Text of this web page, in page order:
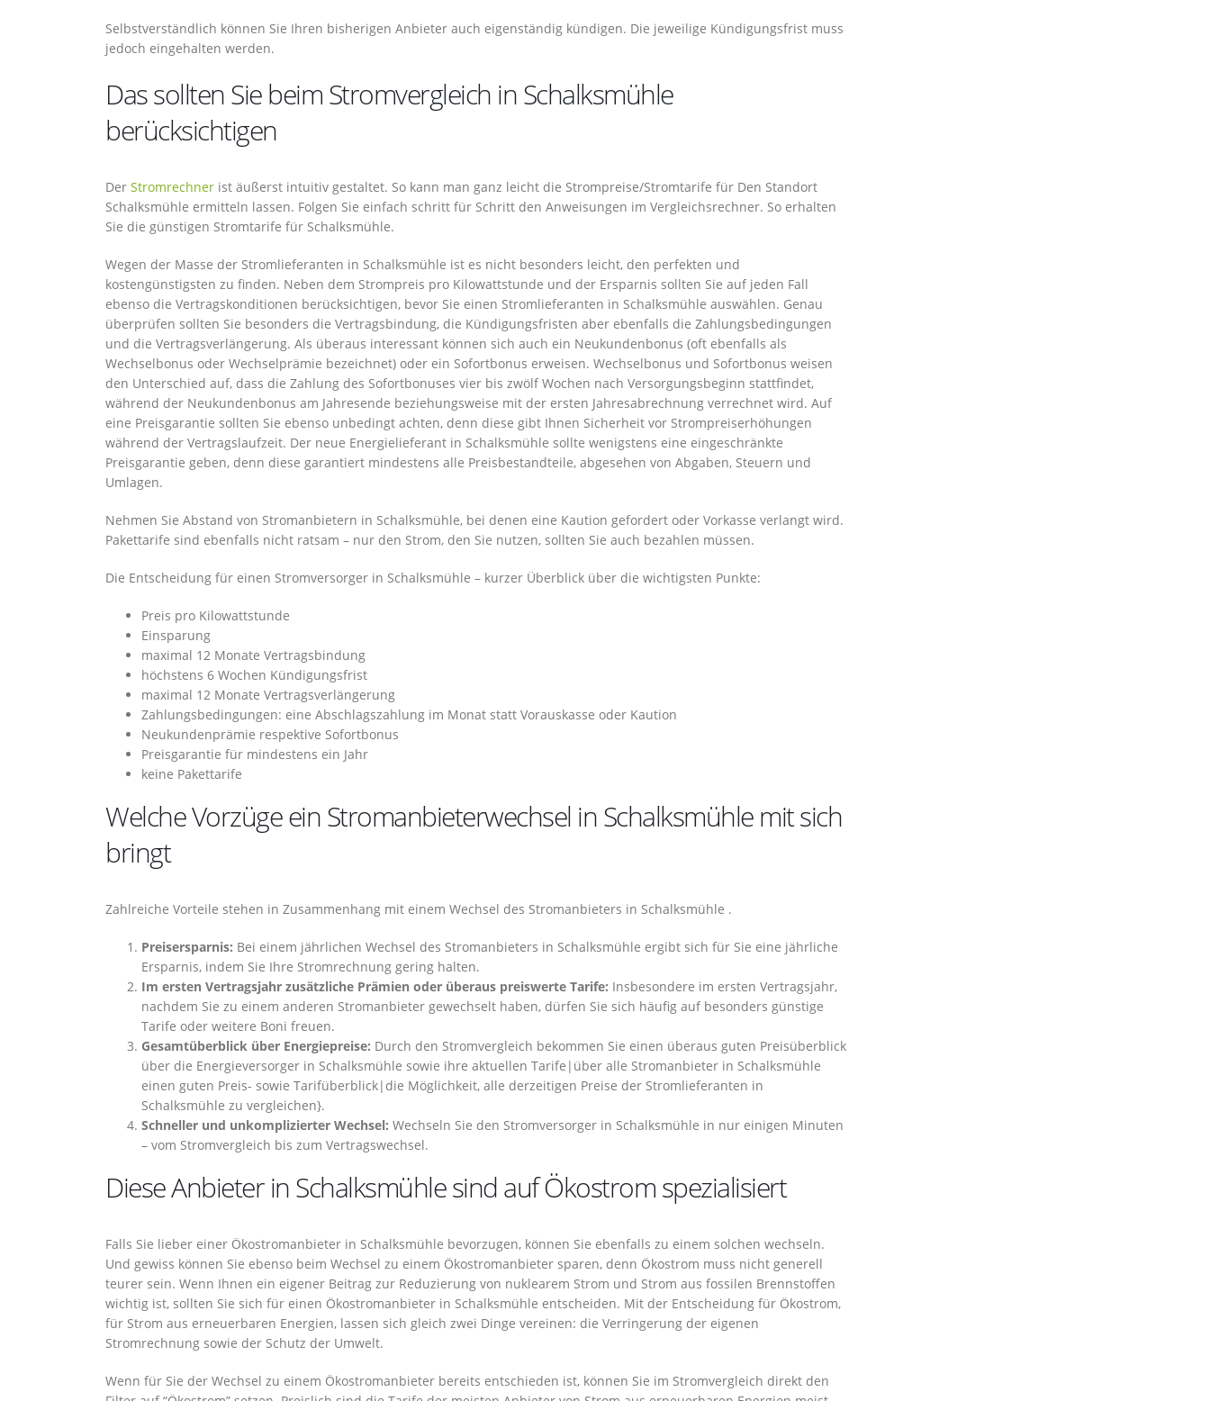
Selbstverständlich können Sie Ihren bisherigen Anbieter auch eigenständig kündigen. Die jeweilige Kündigungsfrist muss
jedoch eingehalten werden.
Das sollten Sie beim Stromvergleich in Schalksmühle
berücksichtigen
Der Stromrechner ist äußerst intuitiv gestaltet. So kann man ganz leicht die Strompreise/Stromtarife für Den Standort
Schalksmühle ermitteln lassen. Folgen Sie einfach schritt für Schritt den Anweisungen im Vergleichsrechner. So erhalten
Sie die günstigen Stromtarife für Schalksmühle.
Wegen der Masse der Stromlieferanten in Schalksmühle ist es nicht besonders leicht, den perfekten und
kostengünstigsten zu finden. Neben dem Strompreis pro Kilowattstunde und der Ersparnis sollten Sie auf jeden Fall
ebenso die Vertragskonditionen berücksichtigen, bevor Sie einen Stromlieferanten in Schalksmühle auswählen. Genau
überprüfen sollten Sie besonders die Vertragsbindung, die Kündigungsfristen aber ebenfalls die Zahlungsbedingungen
und die Vertragsverlängerung. Als überaus interessant können sich auch ein Neukundenbonus (oft ebenfalls als
Wechselbonus oder Wechselprämie bezeichnet) oder ein Sofortbonus erweisen. Wechselbonus und Sofortbonus weisen
den Unterschied auf, dass die Zahlung des Sofortbonuses vier bis zwölf Wochen nach Versorgungsbeginn stattfindet,
während der Neukundenbonus am Jahresende beziehungsweise mit der ersten Jahresabrechnung verrechnet wird. Auf
eine Preisgarantie sollten Sie ebenso unbedingt achten, denn diese gibt Ihnen Sicherheit vor Strompreiserhöhungen
während der Vertragslaufzeit. Der neue Energielieferant in Schalksmühle sollte wenigstens eine eingeschränkte
Preisgarantie geben, denn diese garantiert mindestens alle Preisbestandteile, abgesehen von Abgaben, Steuern und
Umlagen.
Nehmen Sie Abstand von Stromanbietern in Schalksmühle, bei denen eine Kaution gefordert oder Vorkasse verlangt wird.
Pakettarife sind ebenfalls nicht ratsam – nur den Strom, den Sie nutzen, sollten Sie auch bezahlen müssen.
Die Entscheidung für einen Stromversorger in Schalksmühle – kurzer Überblick über die wichtigsten Punkte:
Preis pro Kilowattstunde
Einsparung
maximal 12 Monate Vertragsbindung
höchstens 6 Wochen Kündigungsfrist
maximal 12 Monate Vertragsverlängerung
Zahlungsbedingungen: eine Abschlagszahlung im Monat statt Vorauskasse oder Kaution
Neukundenprämie respektive Sofortbonus
Preisgarantie für mindestens ein Jahr
keine Pakettarife
Welche Vorzüge ein Stromanbieterwechsel in Schalksmühle mit sich
bringt
Zahlreiche Vorteile stehen in Zusammenhang mit einem Wechsel des Stromanbieters in Schalksmühle .
Preisersparnis: Bei einem jährlichen Wechsel des Stromanbieters in Schalksmühle ergibt sich für Sie eine jährliche
Ersparnis, indem Sie Ihre Stromrechnung gering halten.
Im ersten Vertragsjahr zusätzliche Prämien oder überaus preiswerte Tarife: Insbesondere im ersten Vertragsjahr,
nachdem Sie zu einem anderen Stromanbieter gewechselt haben, dürfen Sie sich häufig auf besonders günstige
Tarife oder weitere Boni freuen.
Gesamtüberblick über Energiepreise: Durch den Stromvergleich bekommen Sie einen überaus guten Preisüberblick
über die Energieversorger in Schalksmühle sowie ihre aktuellen Tarife|über alle Stromanbieter in Schalksmühle
einen guten Preis- sowie Tarifüberblick|die Möglichkeit, alle derzeitigen Preise der Stromlieferanten in
Schalksmühle zu vergleichen}.
Schneller und unkomplizierter Wechsel: Wechseln Sie den Stromversorger in Schalksmühle in nur einigen Minuten
– vom Stromvergleich bis zum Vertragswechsel.
Diese Anbieter in Schalksmühle sind auf Ökostrom spezialisiert
Falls Sie lieber einer Ökostromanbieter in Schalksmühle bevorzugen, können Sie ebenfalls zu einem solchen wechseln.
Und gewiss können Sie ebenso beim Wechsel zu einem Ökostromanbieter sparen, denn Ökostrom muss nicht generell
teurer sein. Wenn Ihnen ein eigener Beitrag zur Reduzierung von nuklearem Strom und Strom aus fossilen Brennstoffen
wichtig ist, sollten Sie sich für einen Ökostromanbieter in Schalksmühle entscheiden. Mit der Entscheidung für Ökostrom,
für Strom aus erneuerbaren Energien, lassen sich gleich zwei Dinge vereinen: die Verringerung der eigenen
Stromrechnung sowie der Schutz der Umwelt.
Wenn für Sie der Wechsel zu einem Ökostromanbieter bereits entschieden ist, können Sie im Stromvergleich direkt den